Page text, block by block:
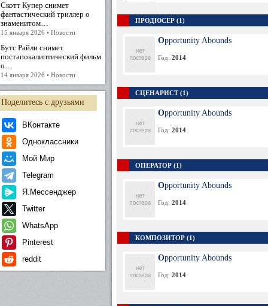
Скотт Купер снимет
фантастический триллер о
знаменитом…
15 января 2026 • Новости
Бутс Райли снимет
постапокалиптический фильм
о…
14 января 2026 • Новости
Поделитесь с друзьями
ВКонтакте
Одноклассники
Мой Мир
Telegram
Я.Мессенджер
Twitter
WhatsApp
Pinterest
reddit
ПРОДЮСЕР (1)
Opportunity Abounds
Год: 2014
СЦЕНАРИСТ (1)
Opportunity Abounds
Год: 2014
ОПЕРАТОР (1)
Opportunity Abounds
Год: 2014
КОМПОЗИТОР (1)
Opportunity Abounds
Год: 2014